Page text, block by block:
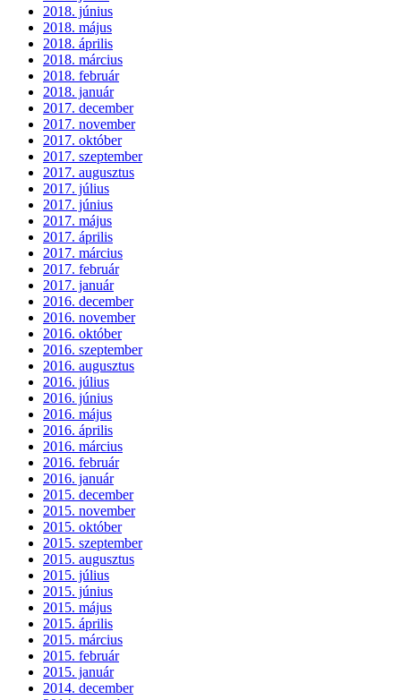
2018. június
2018. május
2018. április
2018. március
2018. február
2018. január
2017. december
2017. november
2017. október
2017. szeptember
2017. augusztus
2017. július
2017. június
2017. május
2017. április
2017. március
2017. február
2017. január
2016. december
2016. november
2016. október
2016. szeptember
2016. augusztus
2016. július
2016. június
2016. május
2016. április
2016. március
2016. február
2016. január
2015. december
2015. november
2015. október
2015. szeptember
2015. augusztus
2015. július
2015. június
2015. május
2015. április
2015. március
2015. február
2015. január
2014. december